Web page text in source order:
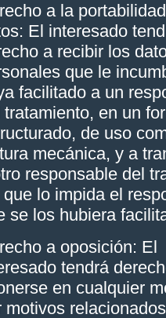
a la
El interesado
a recibir los
que le
facilitado a un
tratamiento, en un
de uso
mecánica, y a
responsable del
lo impida el
se los hubiera
a oposición: El
tendrá
en cualquier
motivos